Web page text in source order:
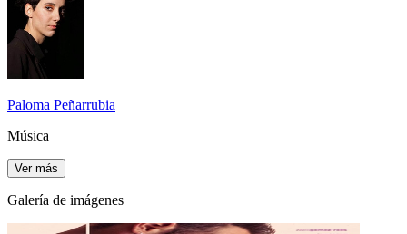
Paloma Peñarrubia
Música
Ver más
Galería de imágenes